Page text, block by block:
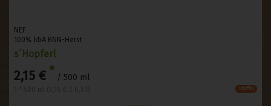
NEF
100% kbA BNN-Herst
s´Hopferl
2,15 € * / 500 ml
Staffel